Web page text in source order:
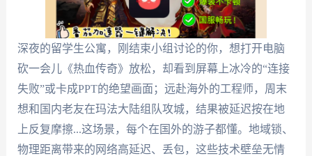
深夜的留学生公寓，刚结束小组讨论的你，想打开电脑
砍一会儿《热血传奇》放松，却看到屏幕上冰冷的“连接
失败”或卡成PPT的绝望画面；远赴海外的工程师，周末
想和国内老友在玛法大陆组队攻城，结果被延迟按在地
上反复摩擦...这场景，每个在国外的游子都懂。地域锁、
物理距离带来的网络高延迟、丢包，这些技术壁垒无情